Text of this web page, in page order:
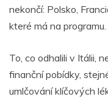
nekončí: Polsko,
které má na programu.
To, co odhalili v Itálii,
finanční pobídky,
umlčování klíčových